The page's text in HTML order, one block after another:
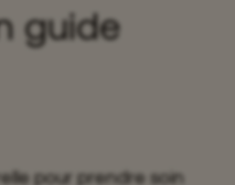
guide
pour prendre soin